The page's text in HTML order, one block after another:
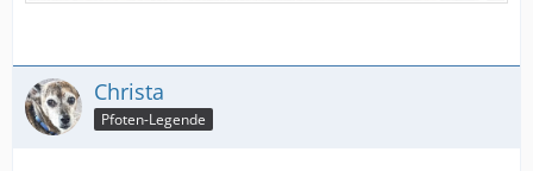
Christa
Pfoten-Legende